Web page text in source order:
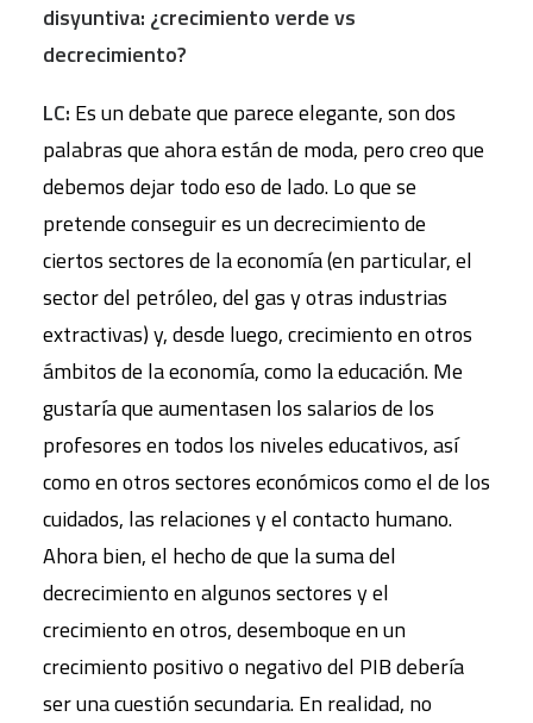
disyuntiva: ¿crecimiento verde vs
decrecimiento?
LC: Es un debate que parece elegante, son dos
palabras que ahora están de moda, pero creo que
debemos dejar todo eso de lado. Lo que se
pretende conseguir es un decrecimiento de
ciertos sectores de la economía (en particular, el
sector del petróleo, del gas y otras industrias
extractivas) y, desde luego, crecimiento en otros
ámbitos de la economía, como la educación. Me
gustaría que aumentasen los salarios de los
profesores en todos los niveles educativos, así
como en otros sectores económicos como el de los
cuidados, las relaciones y el contacto humano.
Ahora bien, el hecho de que la suma del
decrecimiento en algunos sectores y el
crecimiento en otros, desemboque en un
crecimiento positivo o negativo del PIB debería
ser una cuestión secundaria. En realidad, no